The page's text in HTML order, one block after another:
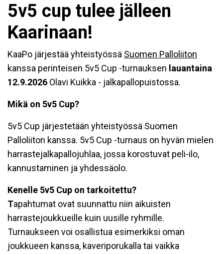
5v5 cup tulee jälleen
Kaarinaan!
KaaPo järjestää yhteistyössä Suomen Palloliiton
kanssa perinteisen 5v5 Cup -turnauksen lauantaina
12.9.2026 Olavi Kuikka - jalkapallopuistossa.
Mikä on 5v5 Cup?
5v5 Cup järjestetään yhteistyössä Suomen
Palloliiton kanssa. 5v5 Cup -turnaus on hyvän mielen
harrastejalkapallojuhlaa, jossa korostuvat peli-ilo,
kannustaminen ja yhdessäolo.
Kenelle 5v5 Cup on tarkoitettu?
Tapahtumat ovat suunnattu niin aikuisten
harrastejoukkueille kuin uusille ryhmille.
Turnaukseen voi osallistua esimerkiksi oman
joukkueen kanssa, kaveriporukalla tai vaikka